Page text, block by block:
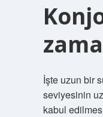
İşte uzun bir
seviyesinin
kabul